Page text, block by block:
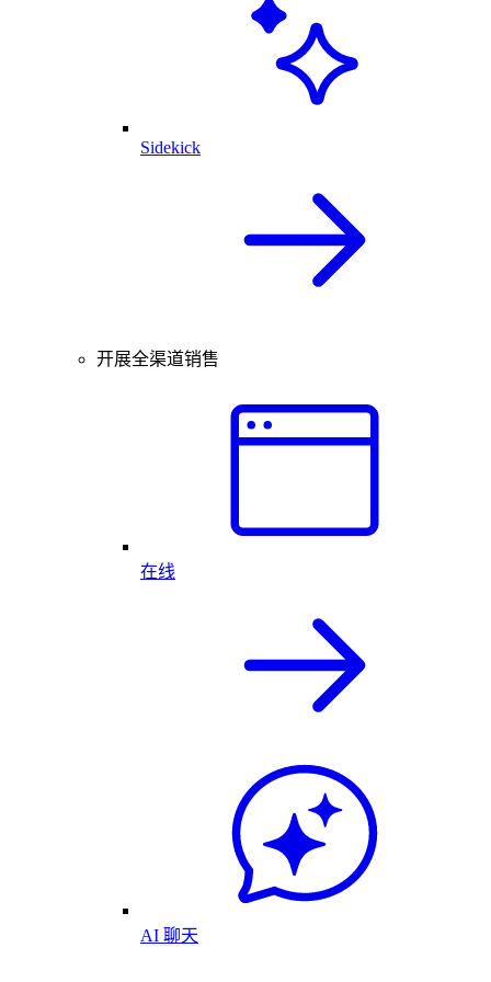
Sidekick
开展全渠道销售
在线
AI 聊天